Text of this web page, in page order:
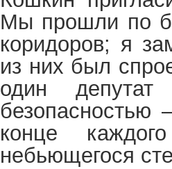
Мы прошли по
коридоров; я
из них был
один
безопасностью
конце
небьющегося